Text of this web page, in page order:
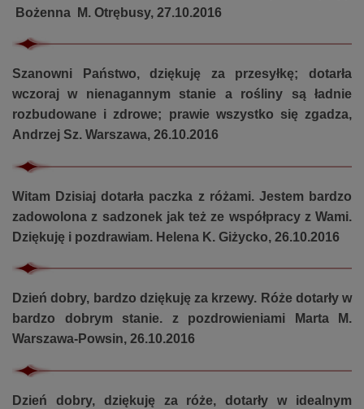
Bożenna M. Otrębusy, 27.10.2016
Szanowni Państwo, dziękuję za przesyłkę; dotarła
wczoraj w nienagannym stanie a rośliny są ładnie
rozbudowane i zdrowe; prawie wszystko się zgadza,
Andrzej Sz. Warszawa, 26.10.2016
Witam Dzisiaj dotarła paczka z różami. Jestem bardzo
zadowolona z sadzonek jak też ze współpracy z Wami.
Dziękuję i pozdrawiam. Helena K. Giżycko, 26.10.2016
Dzień dobry, bardzo dziękuję za krzewy. Róże dotarły w
bardzo dobrym stanie. z pozdrowieniami Marta M.
Warszawa-Powsin, 26.10.2016
Dzień dobry, dziękuję za róże, dotarły w idealnym